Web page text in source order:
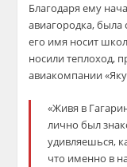
Благодаря ему
авиагородка, была
его имя носит
носили теплоход,
авиакомпании
«Живя в
лично был
удивляешься,
что именно в